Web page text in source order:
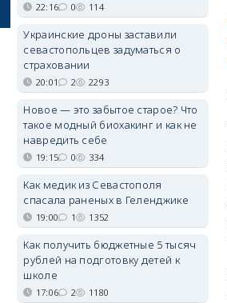
22:16 0 114
Украинские дроны заставили
севастопольцев задуматься о
страховании
20:01 2 2293
Новое — это забытое старое? Что
такое модный биохакинг и как не
навредить себе
19:15 0 334
Как медик из Севастополя
спасала раненых в Геленджике
19:00 1 1352
Как получить бюджетные 5 тысяч
рублей на подготовку детей к
школе
17:06 2 1180